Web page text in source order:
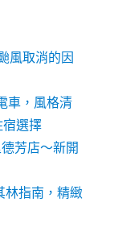
風取消的因
車，風格清
選擇
芳店～新開
指南，精緻